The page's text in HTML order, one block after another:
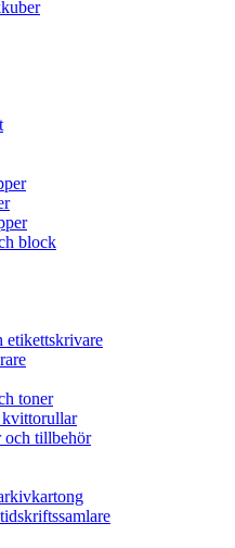
block
etikettskrivare
toner
och tillbehör